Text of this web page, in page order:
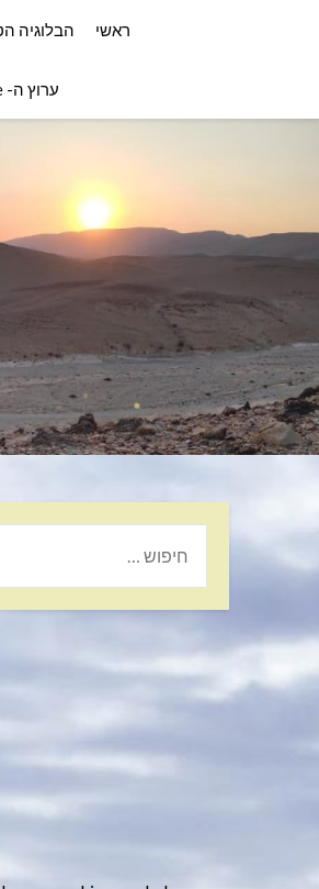
ראשי הבלוגיה
ערוץ ה- Youtube של המועדון